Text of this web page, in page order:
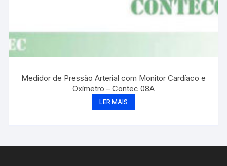
Medidor de Pressão Arterial com Monitor Cardíaco e
Oxímetro – Contec 08A
LER MAIS